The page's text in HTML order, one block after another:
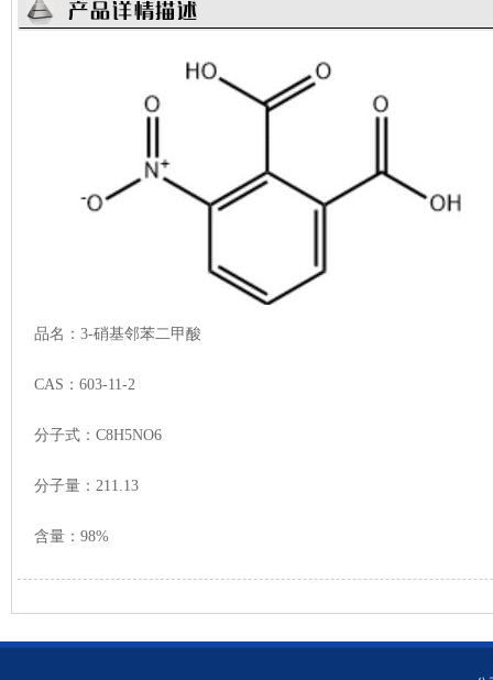
品名：3-硝基邻苯二甲酸
CAS：603-11-2
分子式：C8H5NO6
分子量：211.13
含量：98%